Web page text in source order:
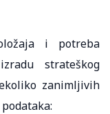
i potreba
strateškog
zanimljivih